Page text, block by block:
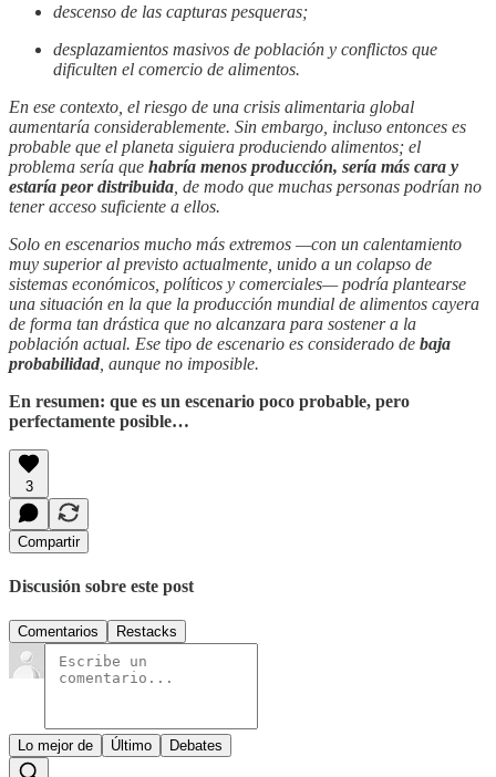
descenso de las capturas pesqueras;
desplazamientos masivos de población y conflictos que
dificulten el comercio de alimentos.
En ese contexto, el riesgo de una crisis alimentaria global
aumentaría considerablemente. Sin embargo, incluso entonces es
probable que el planeta siguiera produciendo alimentos; el
problema sería que habría menos producción, sería más cara y
estaría peor distribuida , de modo que muchas personas podrían no
tener acceso suficiente a ellos.
Solo en escenarios mucho más extremos —con un calentamiento
muy superior al previsto actualmente, unido a un colapso de
sistemas económicos, políticos y comerciales— podría plantearse
una situación en la que la producción mundial de alimentos cayera
de forma tan drástica que no alcanzara para sostener a la
población actual. Ese tipo de escenario es considerado de baja
probabilidad , aunque no imposible.
En resumen: que es un escenario poco probable, pero
perfectamente posible…
3
Compartir
Discusión sobre este post
Comentarios Restacks
Lo mejor de Último Debates